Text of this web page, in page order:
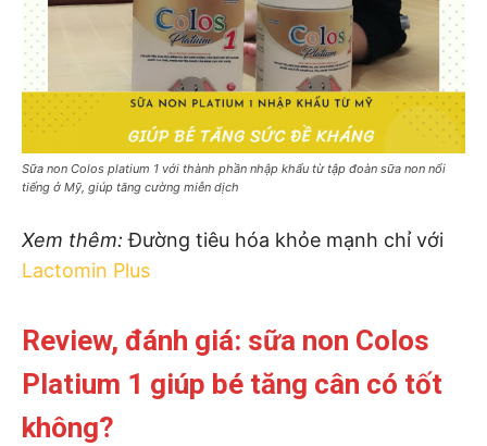
Sữa non Colos platium 1 với thành phần nhập khẩu từ tập đoàn sữa non nổi
tiếng ở Mỹ, giúp tăng cường miễn dịch
Xem thêm: Đường tiêu hóa khỏe mạnh chỉ với
Lactomin Plus
Review, đánh giá: sữa non Colos
Platium 1 giúp bé tăng cân có tốt
không?